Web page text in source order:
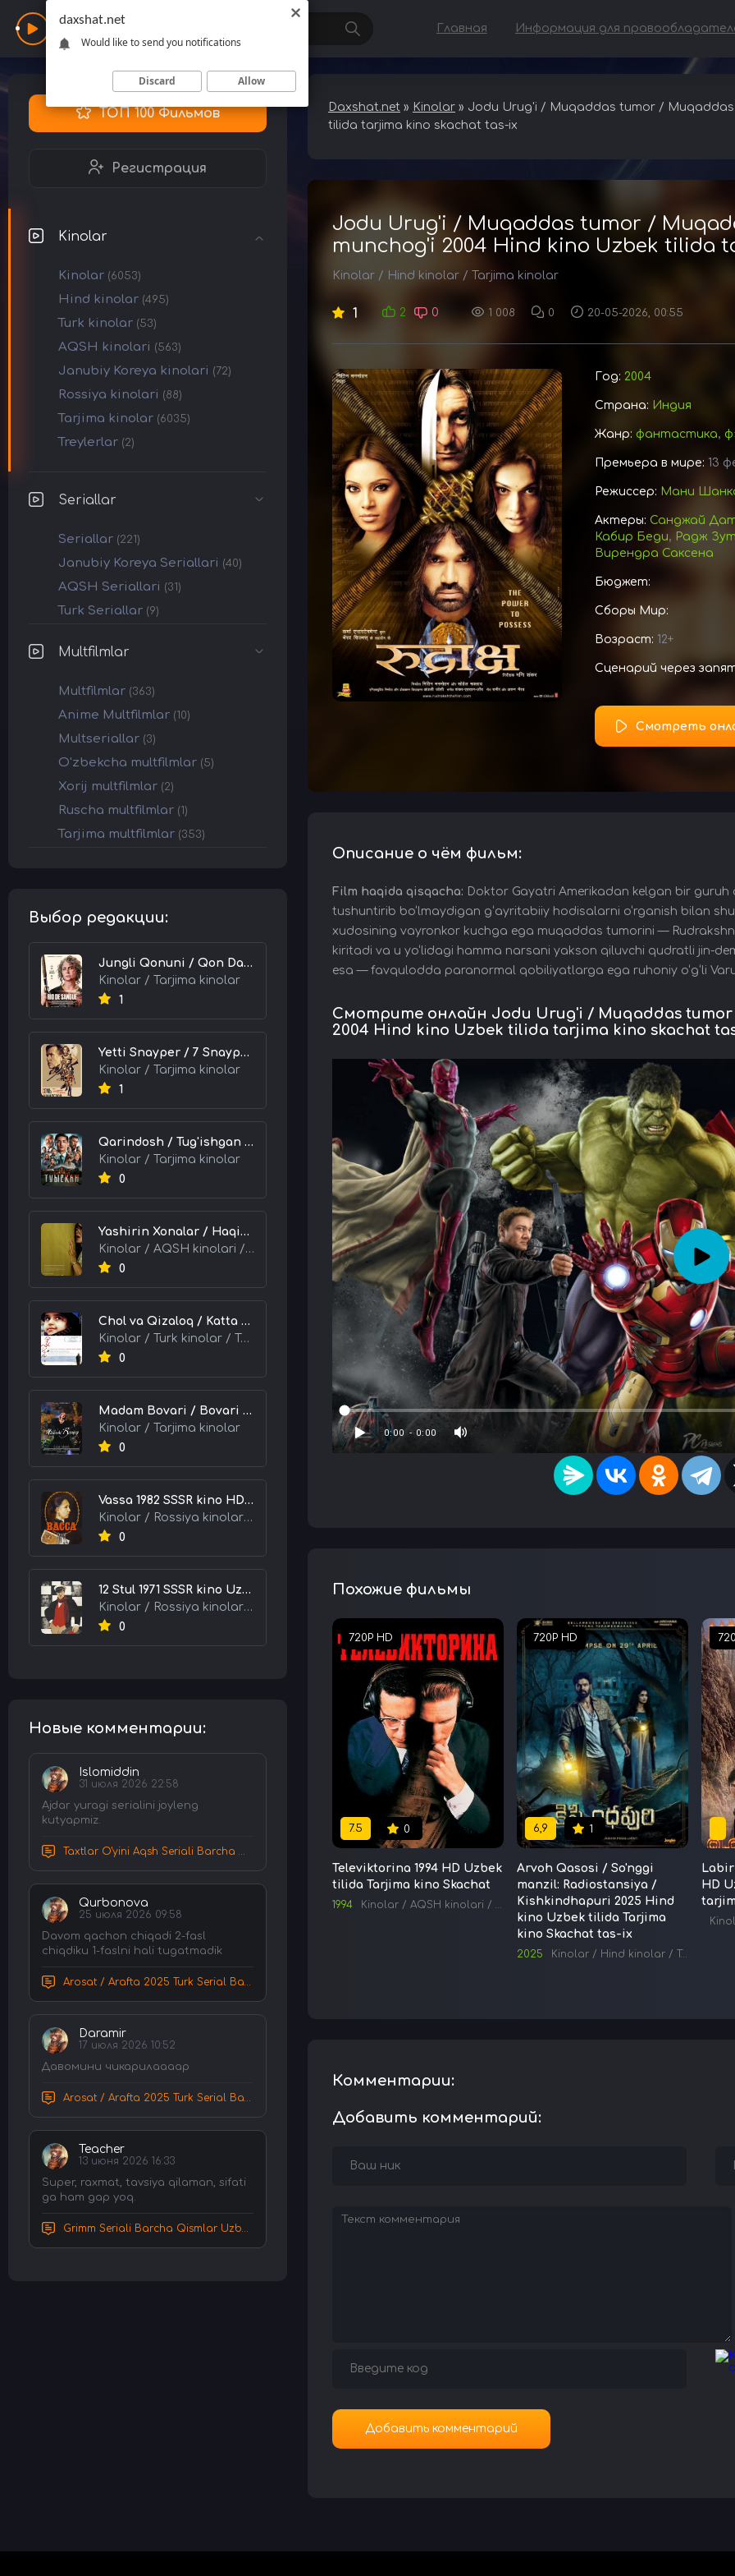
Daxshat Главная Информация для
ТОП 100 Фильмов
Регистрация
Kinolar
Kinolar (6053)
Hind kinolar (495)
Turk kinolar (53)
AQSH kinolari (563)
Janubiy Koreya kinolari (72)
Rossiya kinolari (88)
Tarjima kinolar (6035)
Treylerlar (2)
Seriallar
Seriallar (221)
Janubiy Koreya Seriallari (40)
AQSH Seriallari (31)
Turk Seriallar (9)
Multfilmlar
Multfilmlar (363)
Anime Multfilmlar (10)
Multseriallar (3)
O'zbekcha multfilmlar (5)
Xorij multfilmlar (2)
Ruscha multfilmlar (1)
Tarjima multfilmlar (353)
Выбор редакции:
Jungli Qonuni / Qon Daryosi / Qonli Daryo 2026 HD Uzbek tilida Tarjima kino skachat tas-ix
Kinolar / Tarjima kinolar
1
Yetti Snayper / 7 Snayperlar 2026 HD Uzbek tilida Tarjima kino skachat tas-ix
Kinolar / Tarjima kinolar
1
Qarindosh / Tug'ishgan / Og'ayni / Qondosh 2025 Qozoq kino Uzbek tilida Tarjima kino skachat tas-ix
Kinolar / Tarjima kinolar
0
Yashirin Xonalar / Haqiqat Ortidagi Sirlar 2026 HD Uzbek tilida Tarjima kino skachat tas-ix
Kinolar / AQSH kinolari / Tarjima kinolar
0
Chol va Qizaloq / Katta Odam, Kichik Muhabbat 2001 Turk kino Uzbek tilida Tarjima kino skachat tas-ix
Kinolar / Turk kinolar / Tarjima kinolar
0
Madam Bovari / Bovari Xonim 1991 HD Uzbek tilida Tarjima kino skachat tas-ix
Kinolar / Tarjima kinolar
0
Vassa 1982 SSSR kino HD Uzbek tilida tarjima kino skachat tas-ix
Kinolar / Rossiya kinolari / Tarjima kinolar
0
12 Stul 1971 SSSR kino Uzbek tilida Tarjima kino skachat tas-ix
Kinolar / Rossiya kinolari / Tarjima kinolar
0
Новые комментарии:
Islomiddin
31 июля 2026 22:58
Ajdar yuragi serialini joyleng
kutyapmiz.
Taxtlar O'yini Aqsh Seriali Barcha Qismlar Uzbek tilida Tarjima Serial HD Skachat
Qurbonova
25 июля 2026 09:58
Davom qachon chiqadi 2-fasl
chiqdiku 1-faslni hali tugatmadik
Arosat / Arafta 2025 Turk Serial Barcha Qismlar Uzbek tilida Tarjima Serial tas-ix skachat
Daramir
17 июля 2026 10:52
Давомини чикарилаааар
Arosat / Arafta 2025 Turk Serial Barcha Qismlar Uzbek tilida Tarjima Serial tas-ix skachat
Teacher
13 июня 2026 16:33
Super, raxmat, tavsiya qilaman, sifati
ga ham gap yoq.
Grimm Seriali Barcha Qismlar Uzbek tilida Tarjima serial HD Skachat
Daxshat.net » Kinolar » Jodu Urug'i / Muqaddas tumor / Muqaddas
tilida tarjima kino skachat tas-ix
Jodu Urug'i / Muqaddas tumor /
munchog'i 2004 Hind kino Uzbek tilida
Kinolar / Hind kinolar / Tarjima kinolar
1 2 0 1 008 0 20-05-2026, 00:55
Год: 2004
Страна: Индия
Жанр: фантастика,
Премьера в мире: 13
Режиссер: Мани
Актеры: Санджай
Кабир Беди, Радж
Вирендра Саксена
Бюджет:
Сборы Мир:
Возраст: 12+
Сценарий через
Смотреть
Описание о чём фильм:
Film haqida qisqacha: Doktor Gayatri Amerikadan kelgan bir
tushuntirib bo‘lmaydigan g‘ayritabiiy hodisalarni o‘rganish bilan
xudosining vayronkor kuchga ega muqaddas tumorini —
kiritadi va u yo‘lidagi hamma narsani yakson qiluvchi qudratli jin-
esa — favqulodda paranormal qobiliyatlarga ega ruhoniy o‘g‘li
Смотрите онлайн Jodu Urug'i / Muqaddas tumor
2004 Hind kino Uzbek tilida tarjima kino skachat
Похожие фильмы
720P HD
7.5 0
Televiktorina 1994 HD Uzbek
tilida Tarjima kino Skachat
1994 Kinolar / AQSH kinolari / Tarjima kinolar
720P HD
6,9 1
Arvoh Qasosi / So'nggi
manzil: Radiostansiya /
Kishkindhapuri 2025 Hind
kino Uzbek tilida Tarjima
kino Skachat tas-ix
2025 Kinolar / Hind kinolar /
HD
Комментарии:
Добавить комментарий:
daxshat.net
Would like to send you notifications
Discard Allow